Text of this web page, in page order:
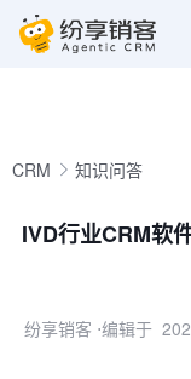
CRM 知识问答
IVD行业CRM软
纷享销客 ⋅编辑于